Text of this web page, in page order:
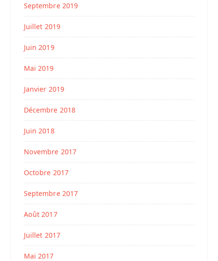
Septembre 2019
Juillet 2019
Juin 2019
Mai 2019
Janvier 2019
Décembre 2018
Juin 2018
Novembre 2017
Octobre 2017
Septembre 2017
Août 2017
Juillet 2017
Mai 2017